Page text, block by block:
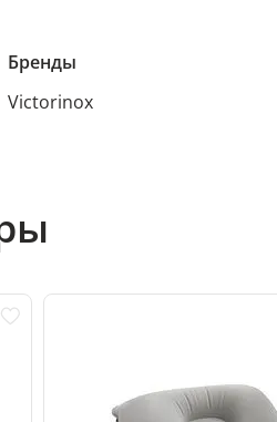
Бренды
Victorinox